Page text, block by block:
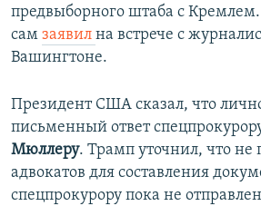
предвыборного штаба с
сам заявил на встрече с
Вашингтоне.
Президент США сказал, что
письменный ответ
Мюллеру. Трамп уточнил, что не
адвокатов для составления
спецпрокурору пока не